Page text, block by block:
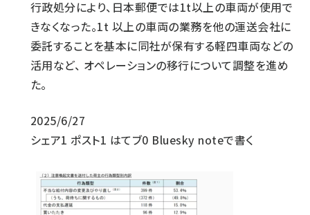
行政処分により、日本郵便では1t以上の車両が使用で
きなくなった。1t 以上の車両の業務を他の運送会社に
委託することを基本に同社が保有する軽四車両などの
活用など、 オペレーションの移行について調整を進め
た。
2025/6/27
シェア1 ポスト1 はてブ0 Bluesky noteで書く